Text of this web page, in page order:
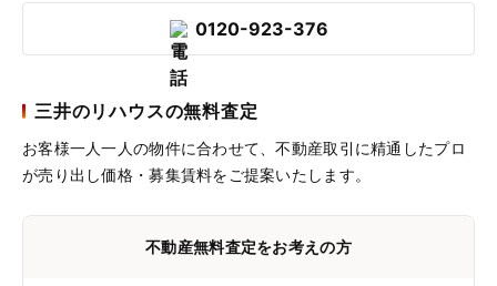
0120-923-376
三井のリハウスの無料査定
お客様一人一人の物件に合わせて、不動産取引に精通したプロ
が売り出し価格・募集賃料をご提案いたします。
不動産無料査定をお考えの方